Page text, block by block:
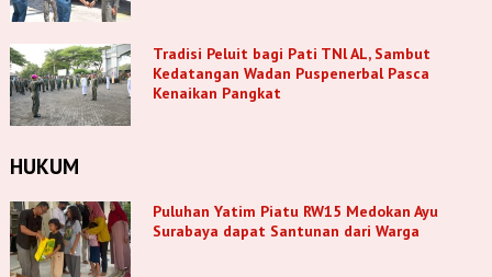
Tradisi Peluit bagi Pati TNl AL, Sambut
Kedatangan Wadan Puspenerbal Pasca
Kenaikan Pangkat
HUKUM
Puluhan Yatim Piatu RW15 Medokan Ayu
Surabaya dapat Santunan dari Warga